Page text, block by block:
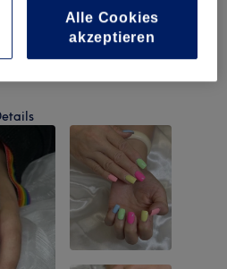
ab 3 €
Alle Cookies
akzeptieren